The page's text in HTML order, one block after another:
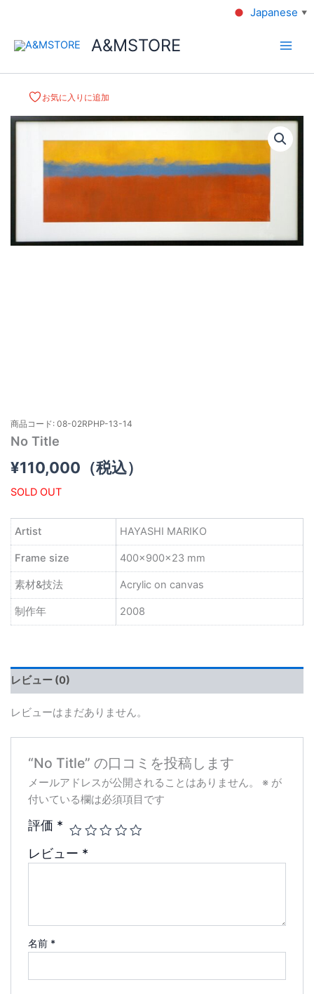
A&MSTORE
お気に入りに追加
商品コード: 08-02RPHP-13-14
No Title
¥110,000 （税込）
SOLD OUT
Artist HAYASHI MARIKO
Frame size 400×900×23 mm
素材&技法 Acrylic on canvas
制作年 2008
レビュー (0)
レビューはまだありません。
“No Title” の口コミを投稿します
メールアドレスが公開されることはありません。 ※ が
付いている欄は必須項目です
評価 *
レビュー *
名前 *
Japanese ▼